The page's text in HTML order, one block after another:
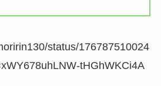
status/176787510024
tHGhWKCi4A